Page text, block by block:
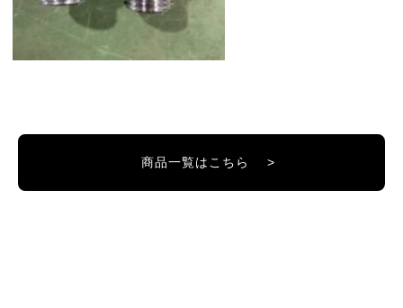
商品一覧はこちら >